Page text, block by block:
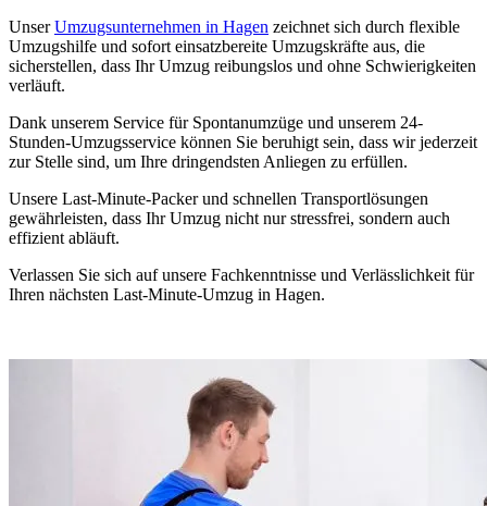
UnserUmzugsunternehmen in Hagen zeichnet sich durch flexible
Umzugshilfe und sofort einsatzbereite Umzugskräfte aus, die
sicherstellen, dass Ihr Umzug reibungslos und ohne Schwierigkeiten
verläuft.
Dank unserem Service für Spontanumzüge und unserem 24-
Stunden-Umzugsservice können Sie beruhigt sein, dass wir jederzeit
zur Stelle sind, um Ihre dringendsten Anliegen zu erfüllen.
Unsere Last-Minute-Packer und schnellen Transportlösungen
gewährleisten, dass Ihr Umzug nicht nur stressfrei, sondern auch
effizient abläuft.
Verlassen Sie sich auf unsere Fachkenntnisse und Verlässlichkeit für
Ihren nächsten Last-Minute-Umzug in Hagen.